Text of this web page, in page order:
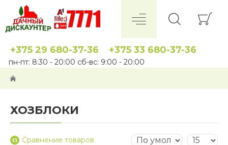
+375 29 680-37-36 +375 33 680-37-36
пн-пт: 8:30 - 20:00 сб-вс: 9:00 - 20:00
ХОЗБЛОКИ
Сравнение товаров